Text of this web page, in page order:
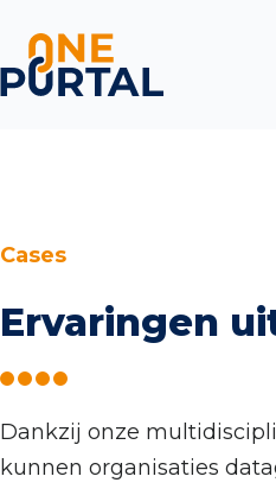
Cases
Ervaringen
Dankzij onze
kunnen organisaties